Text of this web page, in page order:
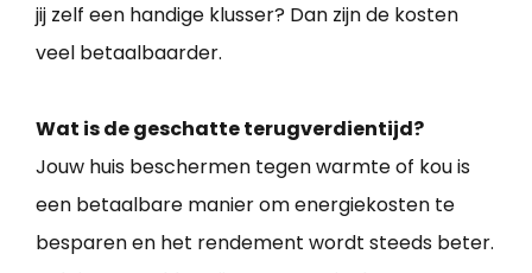
jij zelf een handige klusser? Dan zijn de kosten
veel betaalbaarder.
Wat is de geschatte terugverdientijd?
Jouw huis beschermen tegen warmte of kou is
een betaalbare manier om energiekosten te
besparen en het rendement wordt steeds beter.